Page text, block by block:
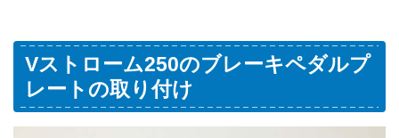
Vストローム250のブレーキペダルプ
レート の取り付け